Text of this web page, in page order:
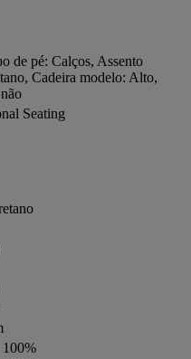
de pé: Calços, Assento
Cadeira modelo: Alto,
Seating
100%